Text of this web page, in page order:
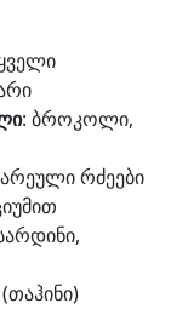
: ბროკოლი,
რძეები